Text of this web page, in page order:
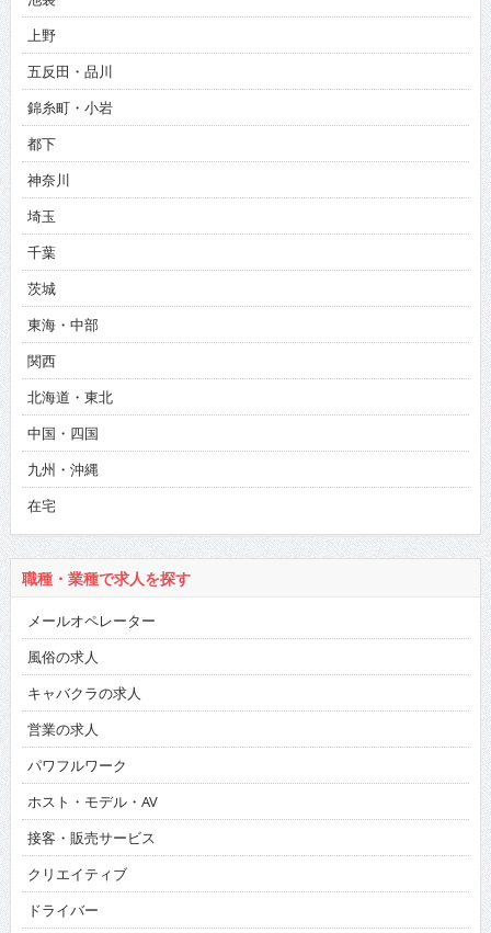
上野
五反田・品川
錦糸町・小岩
都下
神奈川
埼玉
千葉
茨城
東海・中部
関西
北海道・東北
中国・四国
九州・沖縄
在宅
職種・業種で求人を探す
メールオペレーター
風俗の求人
キャバクラの求人
営業の求人
パワフルワーク
ホスト・モデル・AV
接客・販売サービス
クリエイティブ
ドライバー